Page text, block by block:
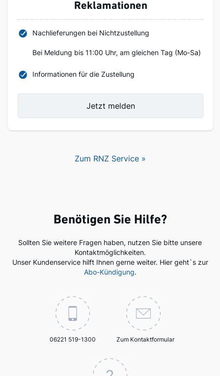
Reklamationen
Nachlieferungen bei Nichtzustellung
Bei Meldung bis 11:00 Uhr, am gleichen Tag (Mo-Sa)
Informationen für die Zustellung
Jetzt melden
Zum RNZ Service »
Benötigen Sie Hilfe?
Sollten Sie weitere Fragen haben, nutzen Sie bitte unsere
Kontaktmöglichkeiten.
Unser Kundenservice hilft Ihnen gerne weiter. Hier geht`s zur
Abo-Kündigung.
06221 519-1300 Zum Kontaktformular